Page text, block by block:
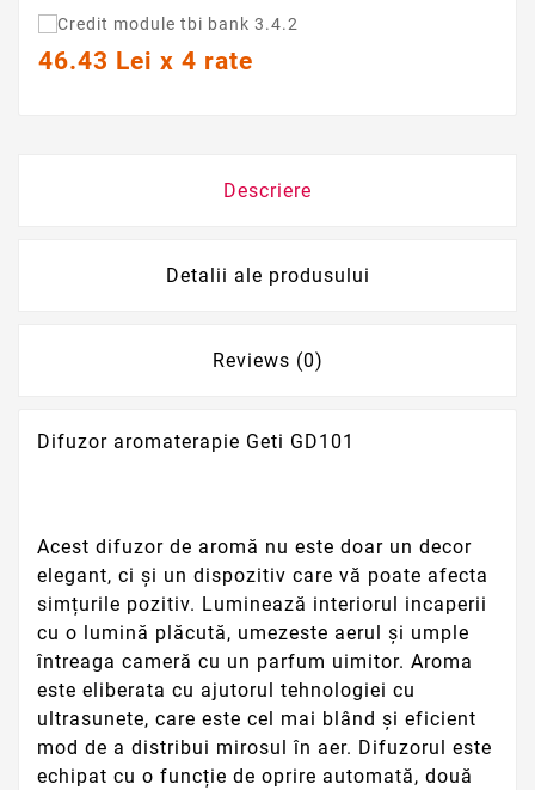
46.43 Lei x 4 rate
Descriere
Detalii ale produsului
Reviews (0)
Difuzor aromaterapie Geti GD101
Acest difuzor de aromă nu este doar un decor
elegant, ci și un dispozitiv care vă poate afecta
simțurile pozitiv. Luminează interiorul incaperii
cu o lumină plăcută, umezeste aerul și umple
întreaga cameră cu un parfum uimitor. Aroma
este eliberata cu ajutorul tehnologiei cu
ultrasunete, care este cel mai blând și eficient
mod de a distribui mirosul în aer. Difuzorul este
echipat cu o funcție de oprire automată, două